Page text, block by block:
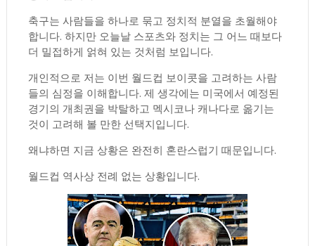
축구는 사람들을 하나로 묶고 정치적 분열을 초월해야
합니다. 하지만 오늘날 스포츠와 정치는 그 어느 때보다
더 밀접하게 얽혀 있는 것처럼 보입니다.
개인적으로 저는 이번 월드컵 보이콧을 고려하는 사람
들의 심정을 이해합니다. 제 생각에는 미국에서 예정된
경기의 개최권을 박탈하고 멕시코나 캐나다로 옮기는
것이 고려해 볼 만한 선택지입니다.
왜냐하면 지금 상황은 완전히 혼란스럽기 때문입니다.
월드컵 역사상 전례 없는 상황입니다.